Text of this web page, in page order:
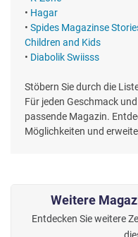
• Hagar
• Spides Magazinse
Children and Kids
• Diabolik Swiisss
Stöbern Sie durch die
Für jeden Geschmack
passende Magazin.
Möglichkeiten und
Weitere
Entdecken Sie weitere